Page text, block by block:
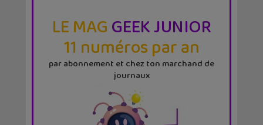
LE MAGGEEK JUNIOR
11 numéros par an
par abonnement et chez ton marchand de
journaux